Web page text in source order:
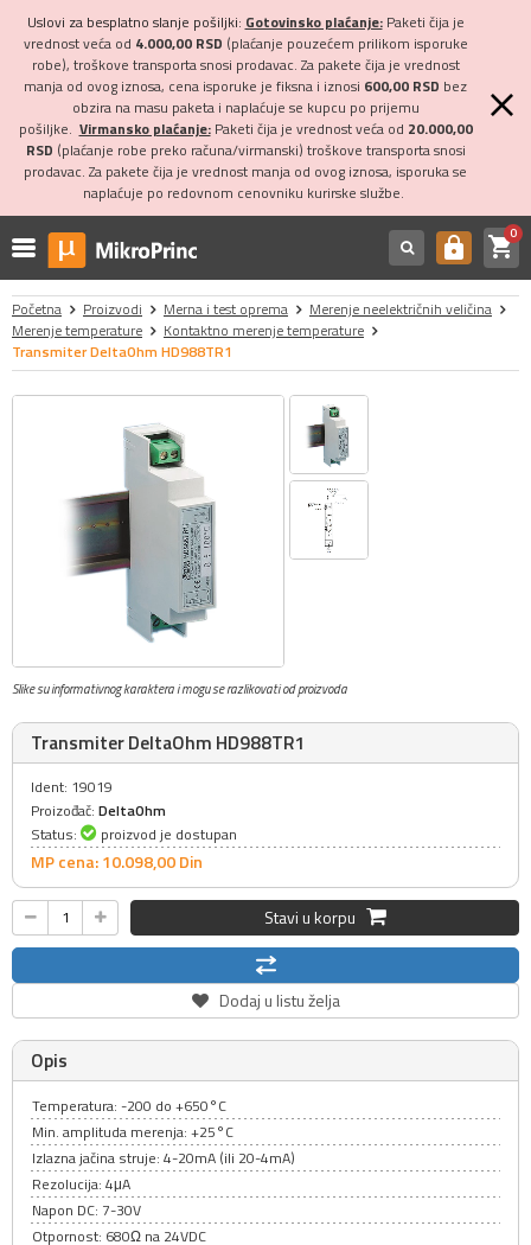
Uslovi za besplatno slanje pošiljki: Gotovinsko plaćanje:Paketi čija je
vrednost veća od 4.000,00 RSD (plaćanje pouzećem prilikom isporuke
robe), troškove transporta snosi prodavac. Za pakete čija je vrednost
manja od ovog iznosa, cena isporuke je fiksna i iznosi 600,00 RSD bez
obzira na masu paketa i naplaćuje se kupcu po prijemu
pošiljke. Virmansko plaćanje:Paketi čija je vrednost veća od 20.000,00
RSD (plaćanje robe preko računa/virmanski) troškove transporta snosi
prodavac. Za pakete čija je vrednost manja od ovog iznosa, isporuka se
naplaćuje po redovnom cenovniku kurirske službe.
https shopping_cart0
Početna Proizvodi Merna i test oprema
Merenje neelektričnih veličina
Merenje temperature
Kontaktno merenje temperature
Transmiter DeltaOhm HD988TR1
Slike su informativnog karaktera i mogu se razlikovati od proizvoda
Transmiter DeltaOhm HD988TR1
Ident: 19019
Proizođač: DeltaOhm
Status:
proizvod je dostupan
MP cena: 10.098,00Din
Stavi u korpu
Dodaj u listu želja
Opis
Temperatura: -200 do +650°C
Min. amplituda merenja: +25°C
Izlazna jačina struje: 4-20mA (ili 20-4mA)
Rezolucija: 4μA
Napon DC: 7-30V
Otpornost: 680Ω na 24VDC